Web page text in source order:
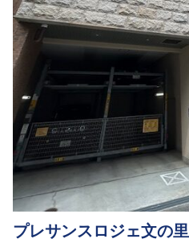
プレサンスロジェ文の里